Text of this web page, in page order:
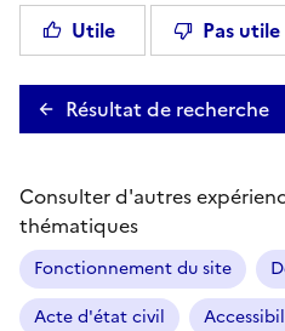
Utile
Pas utile
Résultat de recherche
Consulter d'autres
thématiques
Fonctionnement du site
Acte d'état civil